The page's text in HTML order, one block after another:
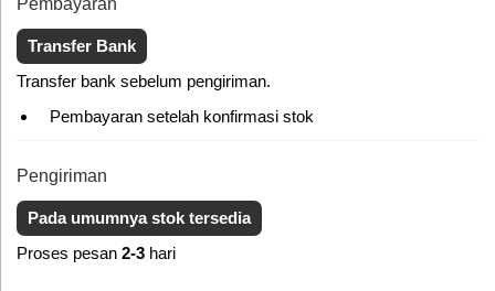
Pembayaran
Transfer Bank
Transfer bank sebelum pengiriman.
Pembayaran setelah konfirmasi stok
Pengiriman
Pada umumnya stok tersedia
Proses pesan 2-3 hari